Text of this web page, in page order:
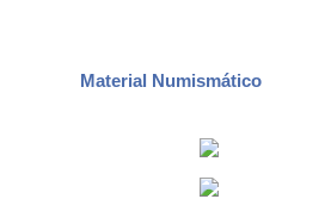
Material Numismático